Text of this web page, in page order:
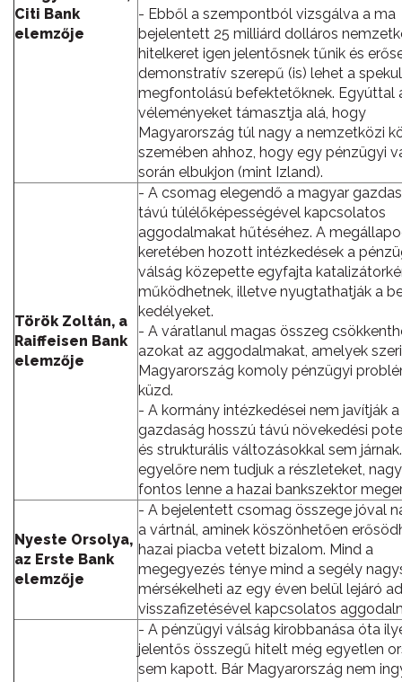
Citi Bank
elemzője
- Ebből a szempontból vizsgálva a ma
bejelentett 25 milliárd dolláros
hitelkeret igen jelentősnek tűnik és
demonstratív szerepű (is) lehet a
megfontolású befektetőknek. Egyúttal
véleményeket támasztja alá, hogy
Magyarország túl nagy a nemzetközi
szemében ahhoz, hogy egy pénzügyi
során elbukjon (mint Izland).
Török Zoltán, a
Raiffeisen Bank
elemzője
- A csomag elegendő a magyar
távú túlélőképességével kapcsolatos
aggodalmakat hűtéséhez. A
keretében hozott intézkedések a
válság közepette egyfajta
működhetnek, illetve nyugtathatják a
kedélyeket.
- A váratlanul magas összeg
azokat az aggodalmakat, amelyek
Magyarország komoly pénzügyi
küzd.
- A kormány intézkedései nem javítják a
gazdaság hosszú távú növekedési
és strukturális változásokkal sem
egyelőre nem tudjuk a részleteket,
fontos lenne a hazai bankszektor
Nyeste Orsolya,
az Erste Bank
elemzője
- A bejelentett csomag összege jóval
a vártnál, aminek köszönhetően
hazai piacba vetett bizalom. Mind a
megegyezés ténye mind a segély
mérsékelheti az egy éven belül lejáró
visszafizetésével kapcsolatos
- A pénzügyi válság kirobbanása óta
jelentős összegű hitelt még egyetlen
sem kapott. Bár Magyarország nem